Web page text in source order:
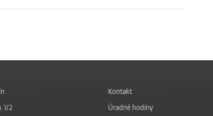
1/2
Kontakt
Úradné hodiny